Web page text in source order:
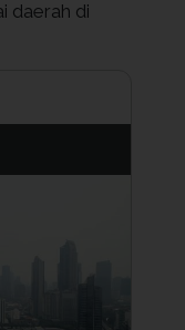
daerah di